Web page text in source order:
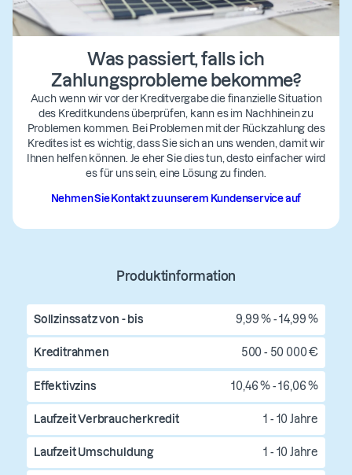
Was passiert, falls ich
Zahlungsprobleme bekomme?
Auch wenn wir vor der Kreditvergabe die finanzielle Situation
des Kreditkundens überprüfen, kann es im Nachhinein zu
Problemen kommen. Bei Problemen mit der Rückzahlung des
Kredites ist es wichtig, dass Sie sich an uns wenden, damit wir
Ihnen helfen können. Je eher Sie dies tun, desto einfacher wird
es für uns sein, eine Lösung zu finden.
Nehmen Sie Kontakt zu unserem Kundenservice auf
Produktinformation
Sollzinssatz von - bis 9,99 % - 14,99 %
Kreditrahmen 500 - 50 000 €
Effektivzins 10,46 % - 16,06 %
Laufzeit Verbraucherkredit 1 - 10 Jahre
Laufzeit Umschuldung 1 - 10 Jahre